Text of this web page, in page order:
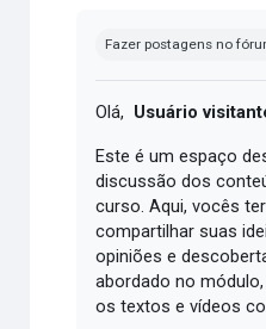
Fazer postagens no
Olá, Usuário
Este é um espaço
discussão dos
curso. Aqui, vocês
compartilhar suas
opiniões e
abordado no
os textos e vídeos